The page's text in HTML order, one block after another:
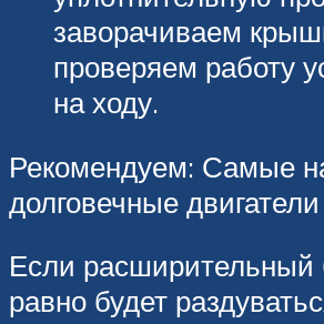
заворачиваем
проверяем работу
на ходу.
Рекомендуем: Самые
долговечные двигатели
Если расширительный
равно будет